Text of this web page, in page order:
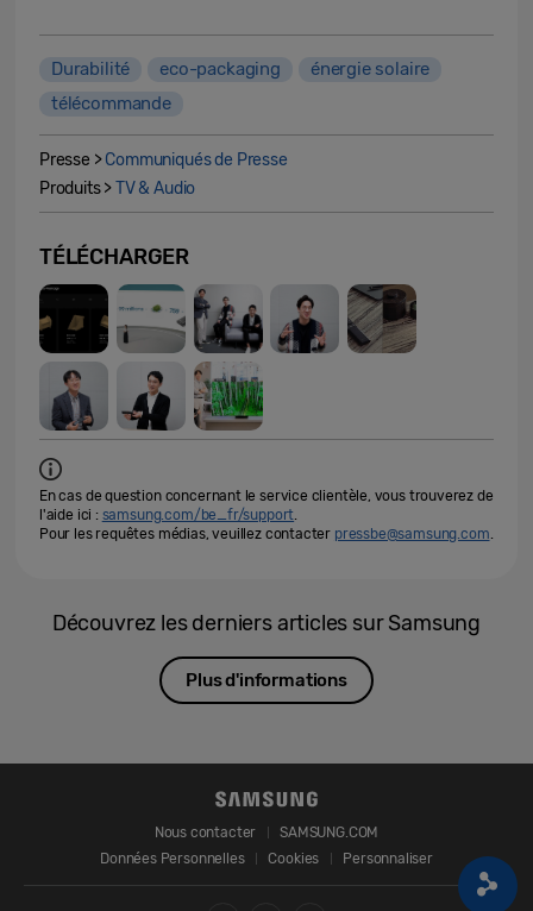
Durabilité eco-packaging
énergie solaire
télécommande
Presse >Communiqués de Presse
Produits >TV & Audio
TÉLÉCHARGER
En cas de question concernant le service clientèle, vous trouverez de
l'aide ici : samsung.com/be_fr/support.
Pour les requêtes médias, veuillez contacter pressbe@samsung.com.
Découvrez les derniers articles sur Samsung
Plus d'informations
Nous contacter
SAMSUNG.COM
Données Personnelles
Cookies Personnaliser